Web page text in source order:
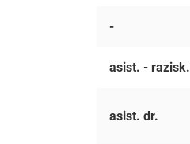
-
asist. - razisk.
asist. dr.